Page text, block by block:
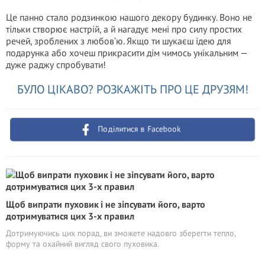
Це панно стало родзинкою нашого декору будинку. Воно не
тільки створює настрій, а й нагадує мені про силу простих
речей, зроблених з любов’ю. Якщо ти шукаєш ідею для
подарунка або хочеш прикрасити дім чимось унікальним —
дуже раджу спробувати!
БУЛО ЦІКАВО? РОЗКАЖІТЬ ПРО ЦЕ ДРУЗЯМ!
Поділитися в Facebook
Щоб випрати пуховик і не зіпсувати його, варто
дотримуватися цих 3-х правил
Дотримуючись цих порад, ви зможете надовго зберегти тепло,
форму та охайний вигляд свого пуховика.